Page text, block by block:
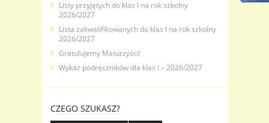
Listy przyjętych do klas I na rok szkolny
2026/2027
Lista zakwalifikowanych do klas I na rok szkolny
2026/2027
Gratulujemy Maturzyści!
Wykaz podręczników dla klas I – 2026/2027
CZEGO SZUKASZ?